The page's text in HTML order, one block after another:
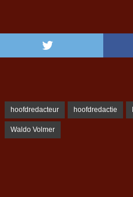
hoofdredacteur hoofdredactie
Waldo Volmer